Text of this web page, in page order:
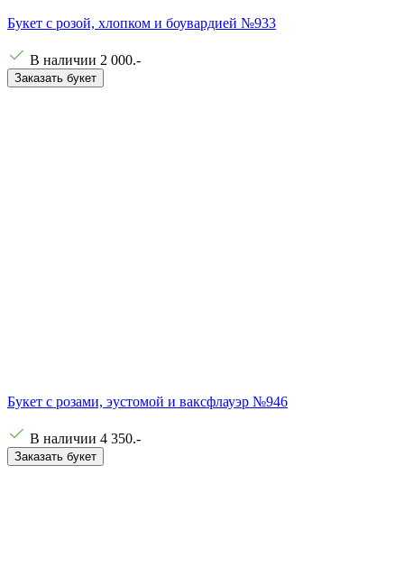
Букет с розой, хлопком и боувардией №933
В наличии 2 000.-
Заказать букет
Букет с розами, эустомой и ваксфлауэр №946
В наличии 4 350.-
Заказать букет